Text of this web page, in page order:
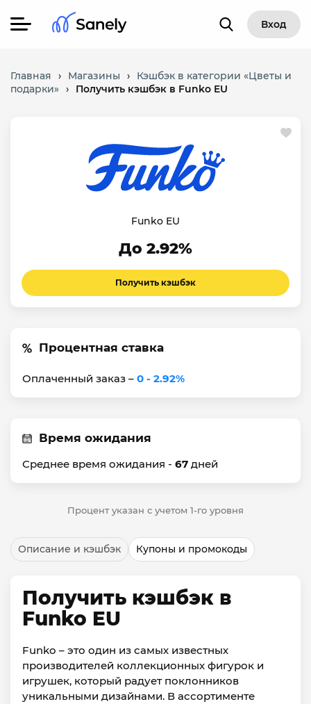
Вход
Главная › Магазины ›
Кэшбэк в категории «Цветы и
подарки» › Получить кэшбэк в Funko EU
Funko EU
До 2.92%
Получить кэшбэк
Процентная ставка
Оплаченный заказ – 0 - 2.92%
Время ожидания
Среднее время ожидания - 67 дней
Процент указан с учетом 1-го уровня
Описание и кэшбэк Купоны и промокоды
Получить кэшбэк в
Funko EU
Funko – это один из самых известных
производителей коллекционных фигурок и
игрушек, который радует поклонников
уникальными дизайнами. В ассортименте